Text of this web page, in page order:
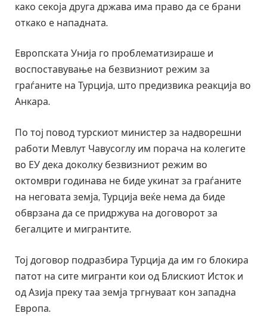
како секоја друга држава има право да се брани
откако е нападната.
Европската Унија го проблематизираше и
воспоставување на безвизниот режим за
граѓаните на Турција, што предизвика реакција во
Анкара.
По тој повод турскиот министер за надворешни
работи Мевлут Чавусоглу им порача на колегите
во ЕУ дека доколку безвизниот режим во
октомври годинава не биде укинат за граѓаните
на неговата земја, Турција веќе нема да биде
обврзана да се придржува на договорот за
бегалците и мигрантите.
Тој договор подразбира Турција да им го блокира
патот на сите мигранти кои од Блискиот Исток и
од Азија преку таа земја тргнуваат кон западна
Европа.